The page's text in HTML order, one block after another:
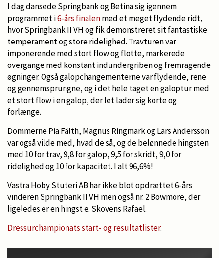
I dag dansede Springbank og Betina sig igennem
programmet i6-års finalenmed et meget flydende ridt,
hvor Springbank II VH og fik demonstreret sit fantastiske
temperament og store ridelighed. Travturen var
imponerende med stort flow og flotte, markerede
overgange med konstant indundergriben og fremragende
øgninger. Også galopchangementerne var flydende, rene
og gennemsprungne, og i det hele taget en galoptur med
et stort flow i en galop, der let lader sig korte og
forlænge.
Dommerne Pia Fälth, Magnus Ringmark og Lars Andersson
var også vilde med, hvad de så, og de belønnede hingsten
med 10 for trav, 9,8 for galop, 9,5 for skridt, 9,0 for
ridelighed og 10 for kapacitet. I alt 96,6%!
Västra Hoby Stuteri AB har ikke blot opdrættet 6-års
vinderen Springbank II VH men også nr. 2 Bowmore, der
ligeledes er en hingst e. Skovens Rafael.
Dressurchampionats start- og resultatlister.